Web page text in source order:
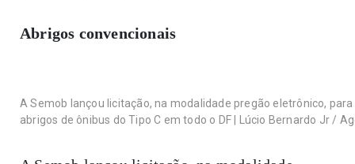
Abrigos convencionais
A Semob lançou licitação, na modalidade pregão eletrônico,
abrigos de ônibus do Tipo C em todo o DF | Lúcio Bernardo Jr /